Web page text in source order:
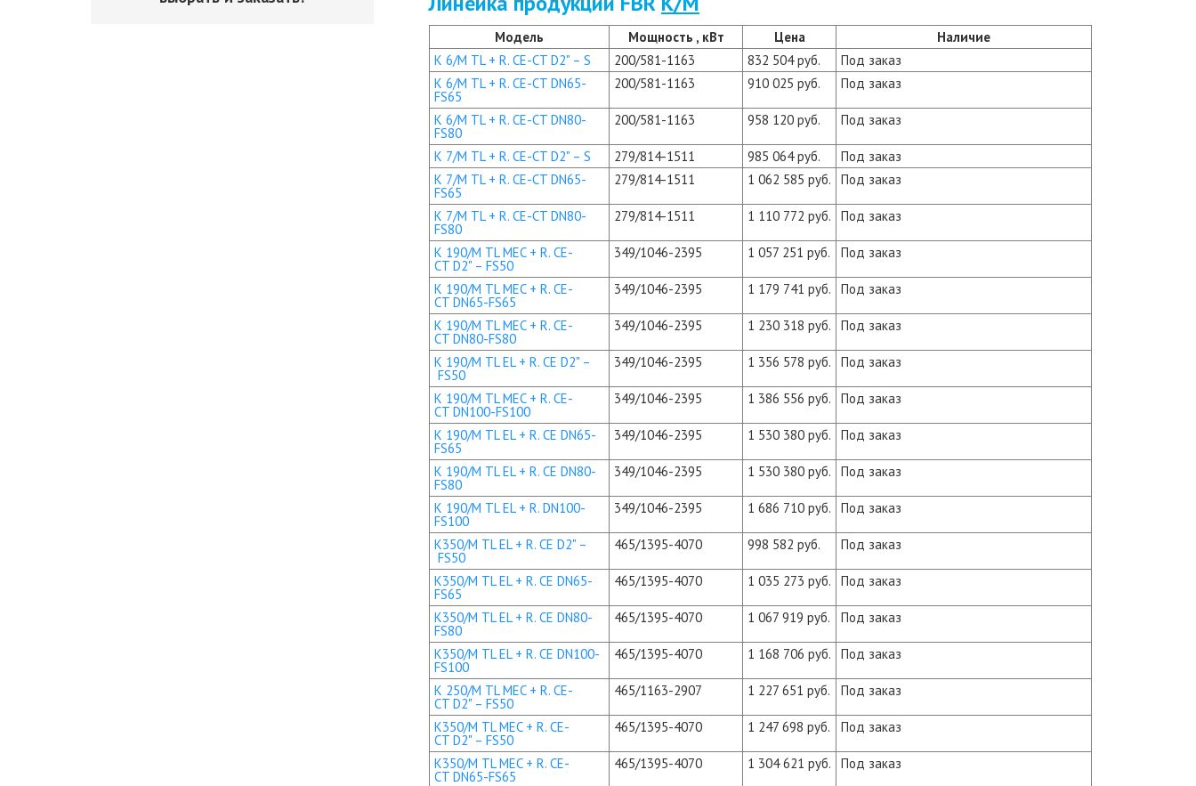
Модель Мощность , кВт Цена
Наличие
K 6/M TL + R. CE-CT D2" – S
200/581-1163 832 504 руб.
Под заказ
K 6/M TL + R. CE-CT DN65-
FS65
200/581-1163 910 025 руб. Под заказ
K 6/M TL + R. CE-CT DN80-
FS80
200/581-1163 958 120 руб. Под заказ
K 7/M TL + R. CE-CT D2" – S 279/814-1511 985 064 руб.
Под заказ
K 7/M TL + R. CE-CT DN65-
FS65
279/814-1511 1 062 585 руб. Под заказ
K 7/M TL + R. CE-CT DN80-
FS80
279/814-1511 1 110 772 руб. Под заказ
K 190/M TL MEC + R. CE-
CT D2" – FS50
349/1046-2395 1 057 251 руб. Под заказ
K 190/M TL MEC + R. CE-
CT DN65-FS65
349/1046-2395 1 179 741 руб. Под заказ
K 190/M TL MEC + R. CE-
CT DN80-FS80
349/1046-2395 1 230 318 руб. Под заказ
K 190/M TL EL + R. CE D2" –
FS50
349/1046-2395 1 356 578 руб. Под заказ
K 190/M TL MEC + R. CE-
CT DN100-FS100
349/1046-2395 1 386 556 руб. Под заказ
K 190/M TL EL + R. CE DN65-
FS65
349/1046-2395 1 530 380 руб. Под заказ
K 190/M TL EL + R. CE DN80-
FS80
349/1046-2395 1 530 380 руб. Под заказ
K 190/M TL EL + R. DN100-
FS100
349/1046-2395 1 686 710 руб. Под заказ
K350/M TL EL + R. CE D2" –
FS50
465/1395-4070 998 582 руб. Под заказ
K350/M TL EL + R. CE DN65-
FS65
465/1395-4070 1 035 273 руб. Под заказ
K350/M TL EL + R. CE DN80-
FS80
465/1395-4070 1 067 919 руб. Под заказ
K350/M TL EL + R. CE DN100-
FS100
465/1395-4070 1 168 706 руб. Под заказ
K 250/M TL MEC + R. CE-
CT D2" – FS50
465/1163-2907 1 227 651 руб. Под заказ
K350/M TL MEC + R. CE-
CT D2" – FS50
465/1395-4070 1 247 698 руб. Под заказ
K350/M TL MEC + R. CE-
CT DN65-FS65
465/1395-4070 1 304 621 руб. Под заказ